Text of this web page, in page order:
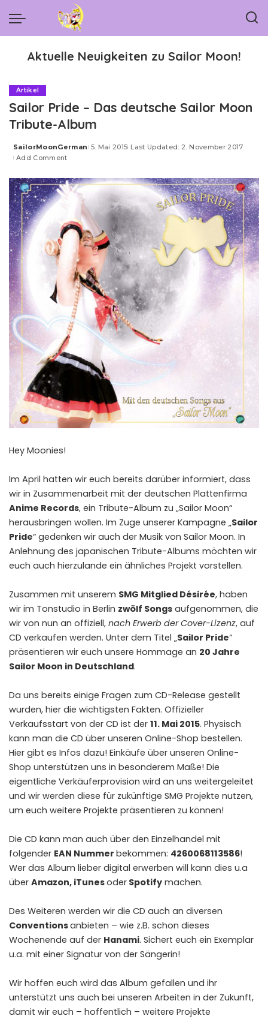
Aktuelle Neuigkeiten zu Sailor Moon!
Artikel
Sailor Pride – Das deutsche Sailor Moon
Tribute-Album
Posted
by
SailorMoonGerman 5. Mai 2015 Last Updated: 2. November 2017
Add Comment
Hey Moonies!
Im April hatten wir euch bereits darüber informiert, dass
wir in Zusammenarbeit mit der deutschen Plattenfirma
Anime Records, ein Tribute-Album zu „Sailor Moon“
herausbringen wollen. Im Zuge unserer Kampagne „Sailor
Pride“ gedenken wir auch der Musik von Sailor Moon. In
Anlehnung des japanischen Tribute-Albums möchten wir
euch auch hierzulande ein ähnliches Projekt vorstellen.
Zusammen mit unserem SMG Mitglied Désirée, haben
wir im Tonstudio in Berlin zwölf Songs aufgenommen, die
wir von nun an offiziell, nach Erwerb der Cover-Lizenz, auf
CD verkaufen werden. Unter dem Titel „Sailor Pride“
präsentieren wir euch unsere Hommage an 20 Jahre
Sailor Moon in Deutschland.
Da uns bereits einige Fragen zum CD-Release gestellt
wurden, hier die wichtigsten Fakten. Offizieller
Verkaufsstart von der CD ist der 11. Mai 2015. Physisch
kann man die CD über unseren Online-Shop bestellen.
Hier gibt es Infos dazu! Einkäufe über unseren Online-
Shop unterstützen uns in besonderem Maße! Die
eigentliche Verkäuferprovision wird an uns weitergeleitet
und wir werden diese für zukünftige SMG Projekte nutzen,
um euch weitere Projekte präsentieren zu können!
Die CD kann man auch über den Einzelhandel mit
folgender EAN Nummer bekommen: 4260068113586!
Wer das Album lieber digital erwerben will kann dies u.a
über Amazon, iTunesoder Spotify machen.
Des Weiteren werden wir die CD auch an diversen
Conventionsanbieten – wie z.B. schon dieses
Wochenende auf der Hanami. Sichert euch ein Exemplar
u.a. mit einer Signatur von der Sängerin!
Wir hoffen euch wird das Album gefallen und ihr
unterstützt uns auch bei unseren Arbeiten in der Zukunft,
damit wir euch – hoffentlich – weitere Projekte